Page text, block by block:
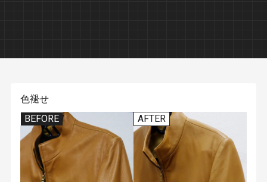
色褪せ
BEFORE
AFTER